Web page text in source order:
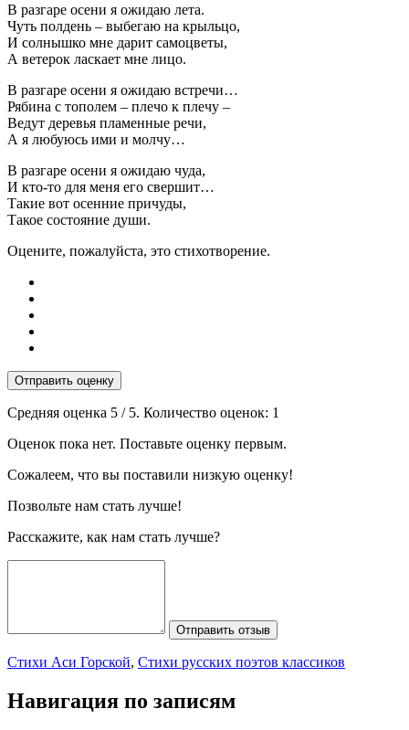
В разгаре осени я ожидаю лета.
Чуть полдень – выбегаю на крыльцо,
И солнышко мне дарит самоцветы,
А ветерок ласкает мне лицо.
В разгаре осени я ожидаю встречи…
Рябина с тополем – плечо к плечу –
Ведут деревья пламенные речи,
А я любуюсь ими и молчу…
В разгаре осени я ожидаю чуда,
И кто-то для меня его свершит…
Такие вот осенние причуды,
Такое состояние души.
Оцените, пожалуйста, это стихотворение.
Отправить оценку
Средняя оценка 5 / 5. Количество оценок: 1
Оценок пока нет. Поставьте оценку первым.
Сожалеем, что вы поставили низкую оценку!
Позвольте нам стать лучше!
Расскажите, как нам стать лучше?
Отправить отзыв
Стихи Аси Горской, Стихи русских поэтов классиков
Навигация по записям